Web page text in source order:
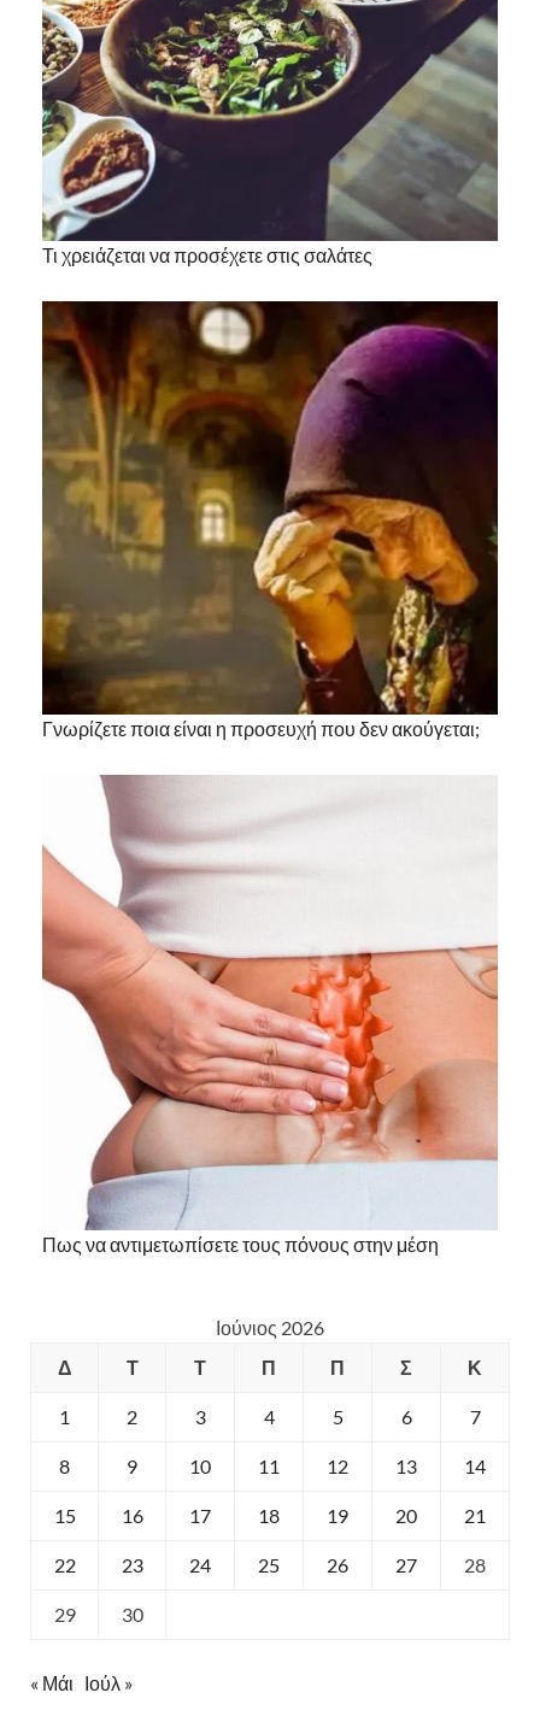
Τι χρειάζεται να προσέχετε στις σαλάτες
Γνωρίζετε ποια είναι η προσευχή που δεν ακούγεται;
Πως να αντιμετωπίσετε τους πόνους στην μέση
Ιούνιος 2026
Δ
Τ Τ Π Π Σ Κ
1 2 3 4 5 6 7
8 9 10 11 12 13 14
15 16 17 18 19 20 21
22 23 24 25 26 27 28
29 30
« Μάι Ιούλ »